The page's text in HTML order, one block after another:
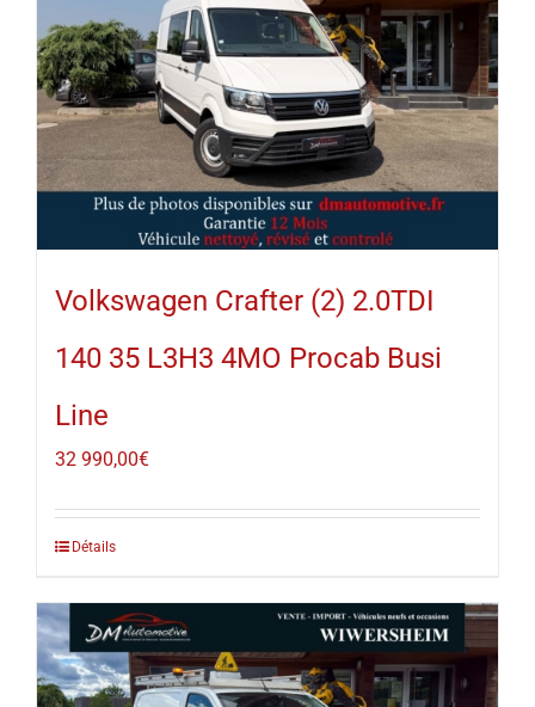
Volkswagen Crafter (2) 2.0TDI
140 35 L3H3 4MO Procab Busi
Line
32 990,00€
Détails